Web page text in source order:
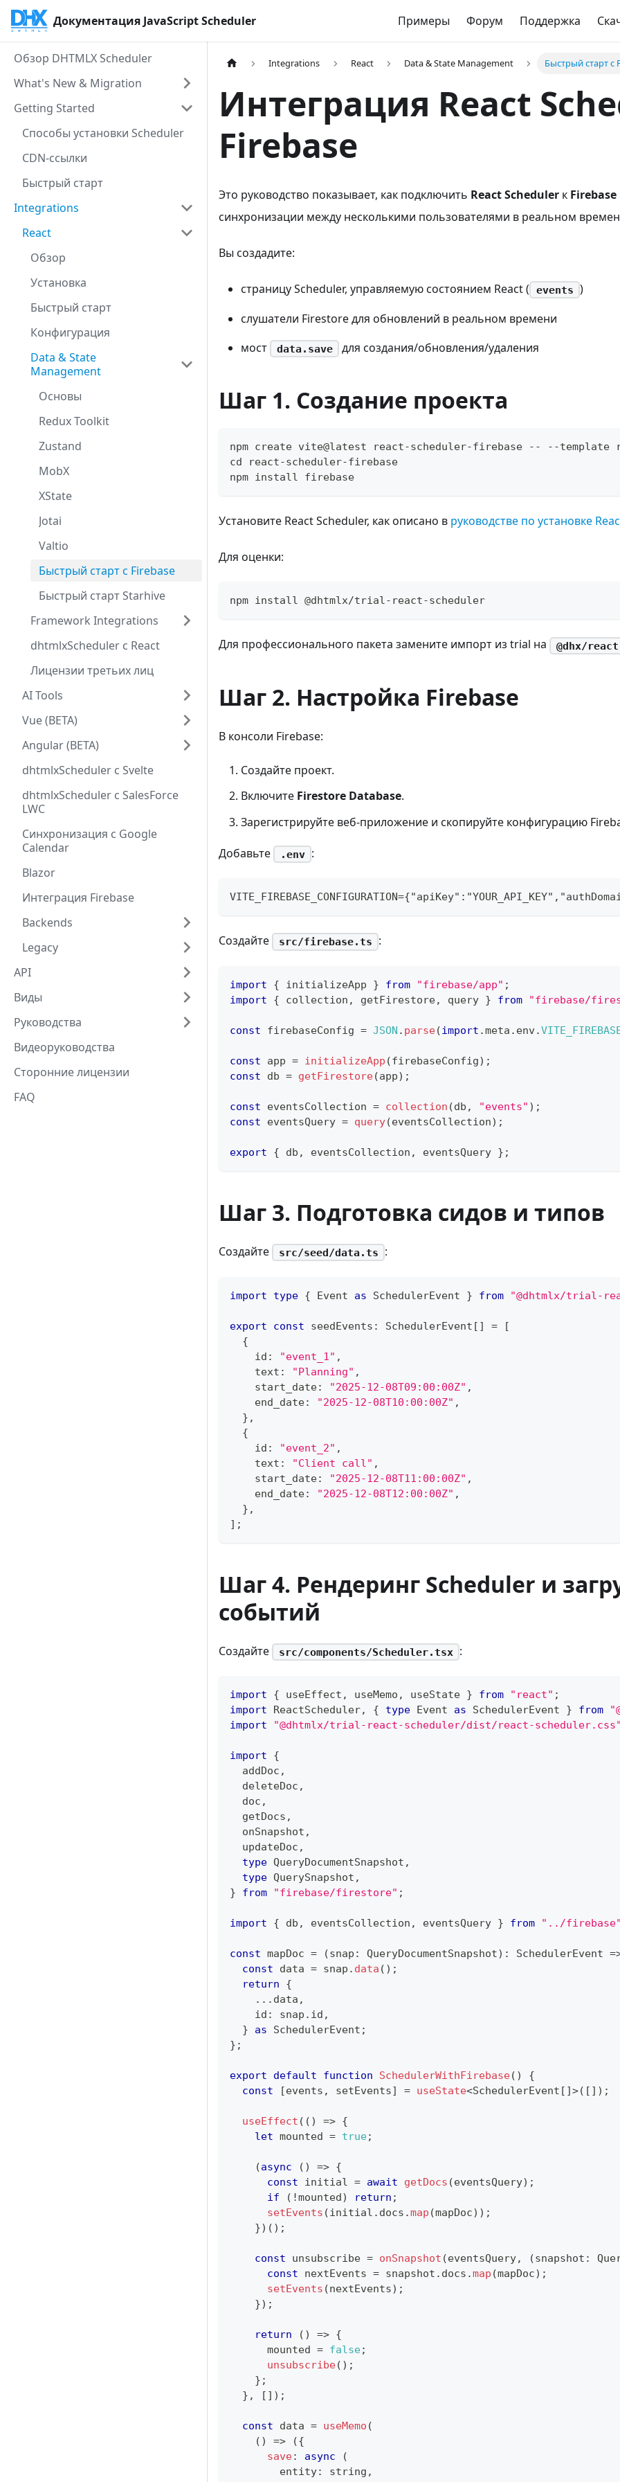
Документация JavaScript Scheduler Примеры Форум Поддержка
Обзор DHTMLX Scheduler
What's New & Migration
Getting Started
Способы установки Scheduler
CDN-ссылки
Быстрый старт
Integrations
React
Обзор
Установка
Быстрый старт
Конфигурация
Data & State
Management
Основы
Redux Toolkit
Zustand
MobX
XState
Jotai
Valtio
Быстрый старт с Firebase
Быстрый старт Starhive
Framework Integrations
dhtmlxScheduler с React
Лицензии третьих лиц
AI Tools
Vue (BETA)
Angular (BETA)
dhtmlxScheduler с Svelte
dhtmlxScheduler с SalesForce
LWC
Cинхронизация с Google
Calendar
Blazor
Интеграция Firebase
Backends
Legacy
API
Виды
Руководства
Видеоруководства
Сторонние лицензии
FAQ
Integrations React Data & State Management Быстрый старт с
Интеграция React
Firebase
Это руководство показывает, как подключить React Scheduler к
синхронизации между несколькими пользователями в реальном
Вы создадите:
страницу Scheduler, управляемую состоянием React ( events )
слушатели Firestore для обновлений в реальном времени
мост
data.save для создания/обновления/удаления
Шаг 1. Создание проекта
npm create vite@latest react-scheduler-firebase -- --template
cd react-scheduler-firebase
npm install firebase
Установите React Scheduler, как описано в руководстве по установке
Для оценки:
npm install @dhtmlx/trial-react-scheduler
Для профессионального пакета замените импорт из trial на @dhx/
Шаг 2. Настройка Firebase
В консоли Firebase:
Создайте проект.
Включите Firestore Database.
Зарегистрируйте веб-приложение и скопируйте конфигурацию
Добавьте .env :
Создайте src/firebase.ts :
import { initializeApp } from "firebase/app" ;
import
{ collection , getFirestore, query } from "firebase/
const firebaseConfig = JSON . parse(import .meta . env.
const app = initializeApp (firebaseConfig) ;
const db = getFirestore(app) ;
const eventsCollection = collection (db , "events" ) ;
const eventsQuery = query(eventsCollection) ;
export { db , eventsCollection , eventsQuery } ;
Шаг 3. Подготовка сидов и типов
Создайте src/seed/data.ts :
import type { Event as SchedulerEvent } from "@dhtmlx/trial-
export const seedEvents : SchedulerEvent [ ] =
[
{
    id
: "event_1" ,
    text
: "Planning" ,
    start_date
: "2025-12-08T09:00:00Z" ,
    end_date
: "2025-12-08T10:00:00Z" ,
} ,
{
    id
: "event_2" ,
    text
: "Client call" ,
    start_date
: "2025-12-08T11:00:00Z" ,
    end_date
: "2025-12-08T12:00:00Z" ,
} ,
] ;
Шаг 4. Рендеринг Scheduler и
событий
Создайте src/components/Scheduler.tsx :
import { useEffect , useMemo , useState } from "react" ;
import
ReactScheduler, { type Event as SchedulerEvent } from
import
"@dhtmlx/trial-react-scheduler/dist/react-scheduler.css"
import
{
  addDoc
,
  deleteDoc
,
  doc
,
  getDocs
,
  onSnapshot
,
  updateDoc
,
type QueryDocumentSnapshot ,
type QuerySnapshot ,
}
from "firebase/firestore" ;
import { db , eventsCollection , eventsQuery } from "../firebase"
const mapDoc = (snap : QueryDocumentSnapshot) : SchedulerEvent
const data = snap . data ( ) ;
return
{
... data ,
    id
: snap . id ,
}
as SchedulerEvent ;
} ;
export default function SchedulerWithFirebase( )
{
const
[events , setEvents] = useState<SchedulerEvent [ ] >( [ ] ) ;
useEffect ( ( ) => {
let mounted = true;
(async ( ) => {
const initial = await getDocs (eventsQuery) ;
if
( !mounted ) return ;
setEvents (initial . docs .map (mapDoc) ) ;
}) ( ) ;
const unsubscribe = onSnapshot (eventsQuery, (snapshot :
const nextEvents = snapshot . docs .map (mapDoc) ;
setEvents (nextEvents) ;
}) ;
return ( ) => {
      mounted
= false;
unsubscribe( ) ;
} ;
} , [ ] ) ;
const data = useMemo (
( ) => ({
save: async
(
        entity
: string ,